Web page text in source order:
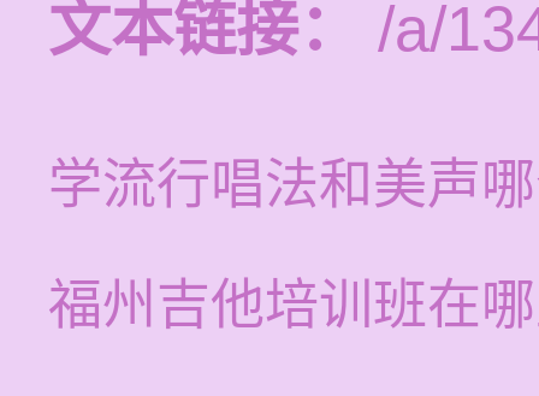
文本链接：
/a/
学流行唱法和美声
福州吉他培训班在